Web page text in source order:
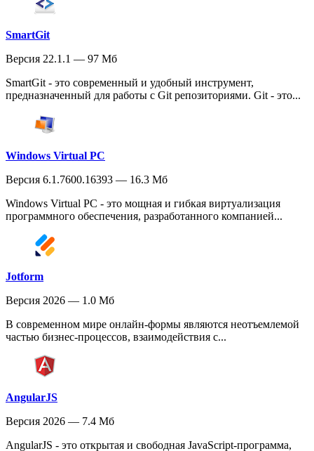
SmartGit
Версия 22.1.1 — 97 Мб
SmartGit - это современный и удобный инструмент,
предназначенный для работы с Git репозиториями. Git - это...
Windows Virtual PC
Версия 6.1.7600.16393 — 16.3 Мб
Windows Virtual PC - это мощная и гибкая виртуализация
программного обеспечения, разработанного компанией...
Jotform
Версия 2026 — 1.0 Мб
В современном мире онлайн-формы являются неотъемлемой
частью бизнес-процессов, взаимодействия с...
AngularJS
Версия 2026 — 7.4 Мб
AngularJS - это открытая и свободная JavaScript-программа,